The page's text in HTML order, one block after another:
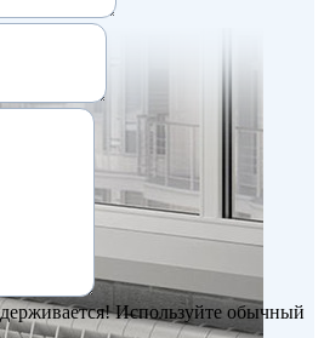
Используйте обычный